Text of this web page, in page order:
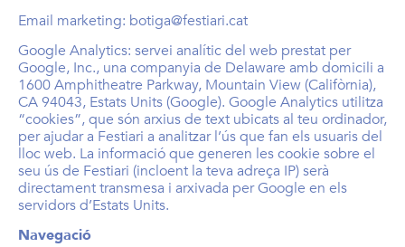
Email marketing: botiga@festiari.cat
Google Analytics: servei analític del web prestat per
Google, Inc., una companyia de Delaware amb domicili a
1600 Amphitheatre Parkway, Mountain View (Califòrnia),
CA 94043, Estats Units (Google). Google Analytics utilitza
“cookies”, que són arxius de text ubicats al teu ordinador,
per ajudar a Festiari a analitzar l’ús que fan els usuaris del
lloc web. La informació que generen les cookie sobre el
seu ús de Festiari (incloent la teva adreça IP) serà
directament transmesa i arxivada per Google en els
servidors d’Estats Units.
Navegació